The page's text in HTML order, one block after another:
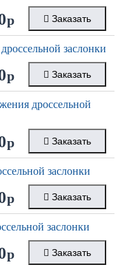
р Заказать
заслонки
р Заказать
дроссельной
р Заказать
заслонки
р Заказать
заслонки
р Заказать